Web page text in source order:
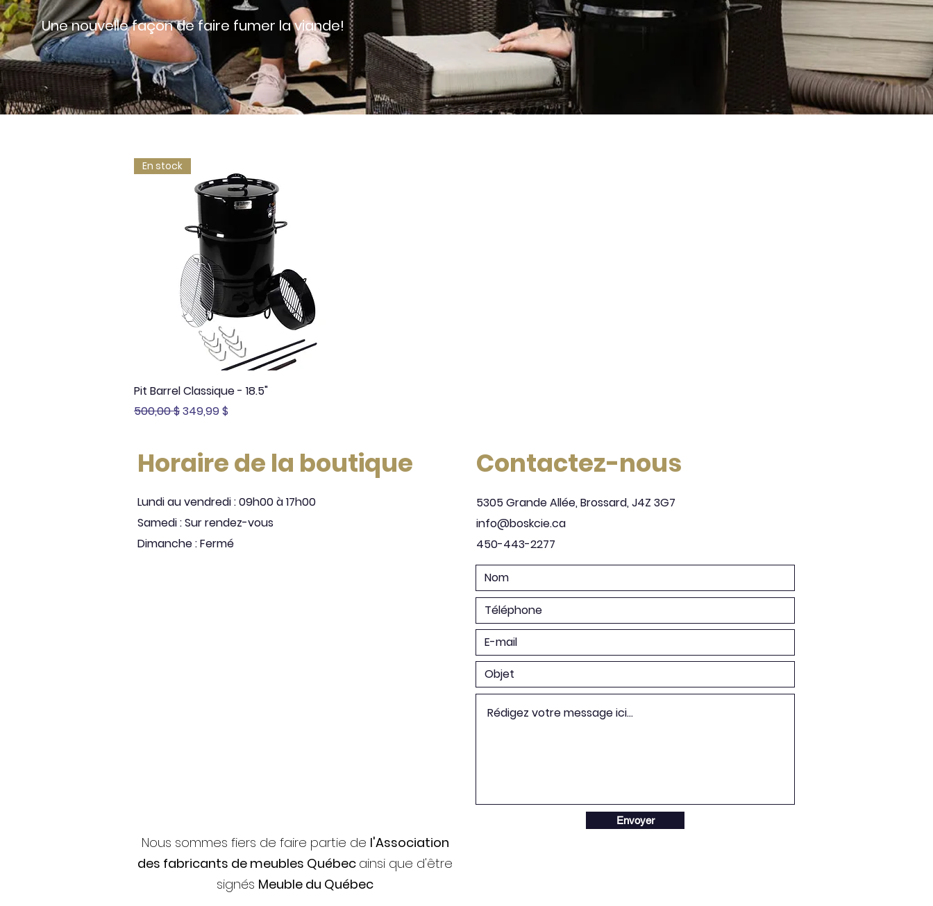
Une nouvelle façon de faire fumer la viande!
Aperçu rapide
En stock
Pit Barrel Classique - 18.5"
Prix original
500,00 $Prix promotionnel
349,99 $
Horaire de la boutique
Lundi au vendredi : 09h00 à 17h00
Samedi : Sur rendez-vous
Dimanche : Fermé
Nous sommes fiers de faire partie de l'Association
des fabricants de meubles Québec ainsi que d'être
signés Meuble du Québec
Contactez-nous
5305 Grande Allée, Brossard, J4Z 3G7
info@boskcie.ca
450-443-2277
Envoyer